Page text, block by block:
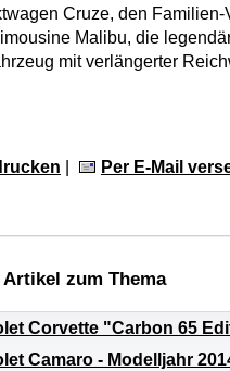
Cruze, den
Malibu, die
mit verlängerter
Per E-Mail
zum Thema
Corvette "Carbon 65
Camaro - Modelljahr